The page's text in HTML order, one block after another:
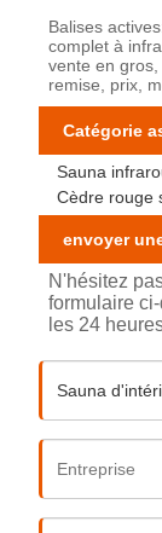
Balises
complet à
vente en
remise, prix,
Catégorie
Sauna
Cèdre rouge
envoyer
N'hésitez
formulaire
les 24